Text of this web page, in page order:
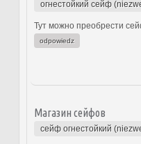
огнестойкий сейф
Тут можно преобрести
odpowiedz
Магазин сейфов
сейф огнестойкий